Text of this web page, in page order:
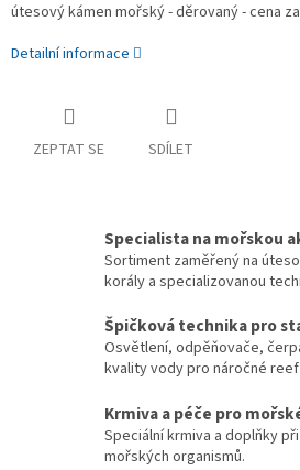
útesový kámen mořský - děrovaný - cena
Detailní informace
ZEPTAT SE SDÍLET
Specialista na mořskou
Sortiment zaměřený na
korály a specializovanou
Špičková technika pro
Osvětlení, odpěňovače,
kvality vody pro náročné
Krmiva a péče pro
Speciální krmiva a doplňky
mořských organismů.